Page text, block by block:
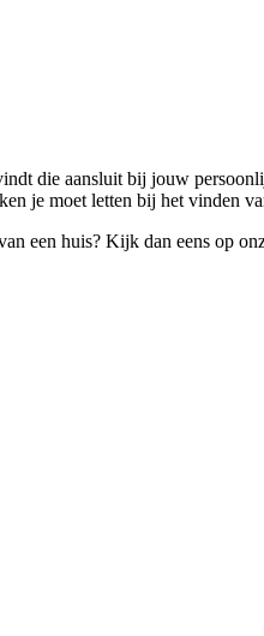
die aansluit bij jouw
je moet letten bij het vinden
een huis? Kijk dan eens op